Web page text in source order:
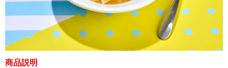
商品説明